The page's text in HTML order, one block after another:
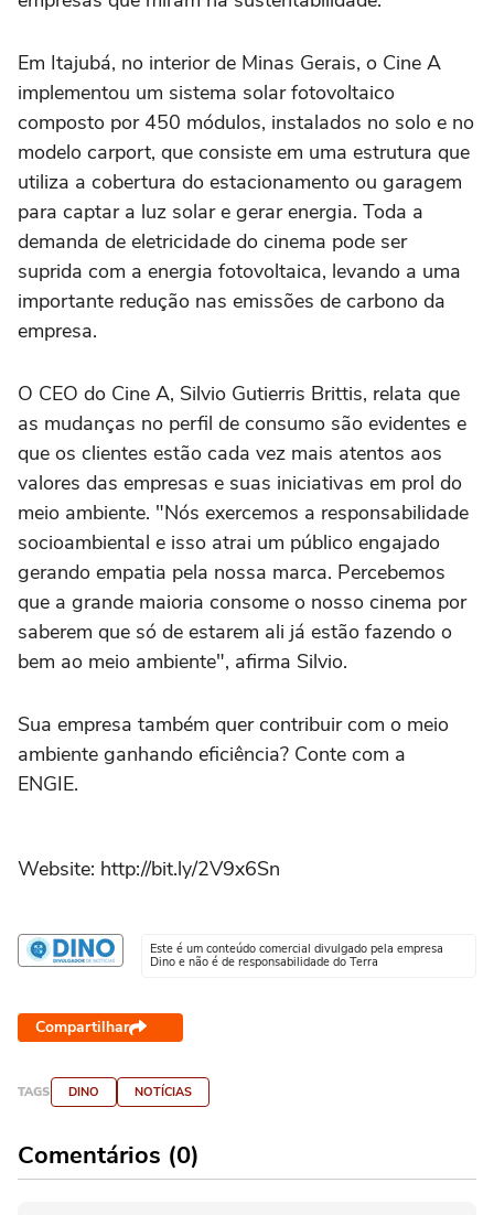
Em Itajubá, no interior de Minas Gerais, o Cine A
implementou um sistema solar fotovoltaico
composto por 450 módulos, instalados no solo e no
modelo carport, que consiste em uma estrutura que
utiliza a cobertura do estacionamento ou garagem
para captar a luz solar e gerar energia. Toda a
demanda de eletricidade do cinema pode ser
suprida com a energia fotovoltaica, levando a uma
importante redução nas emissões de carbono da
empresa.
O CEO do Cine A, Silvio Gutierris Brittis, relata que
as mudanças no perfil de consumo são evidentes e
que os clientes estão cada vez mais atentos aos
valores das empresas e suas iniciativas em prol do
meio ambiente. "Nós exercemos a responsabilidade
socioambiental e isso atrai um público engajado
gerando empatia pela nossa marca. Percebemos
que a grande maioria consome o nosso cinema por
saberem que só de estarem ali já estão fazendo o
bem ao meio ambiente", afirma Silvio.
Sua empresa também quer contribuir com o meio
ambiente ganhando eficiência? Conte com a
ENGIE.
Website: http://bit.ly/2V9x6Sn
Este é um conteúdo comercial divulgado pela empresa
Dino e não é de responsabilidade do Terra
Compartilhar
TAGS DINO NOTÍCIAS
Comentários (0)